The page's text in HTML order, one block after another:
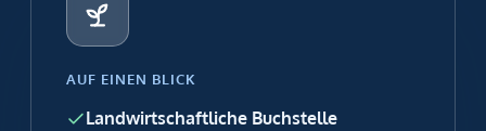
AUF EINEN BLICK
Landwirtschaftliche Buchstelle